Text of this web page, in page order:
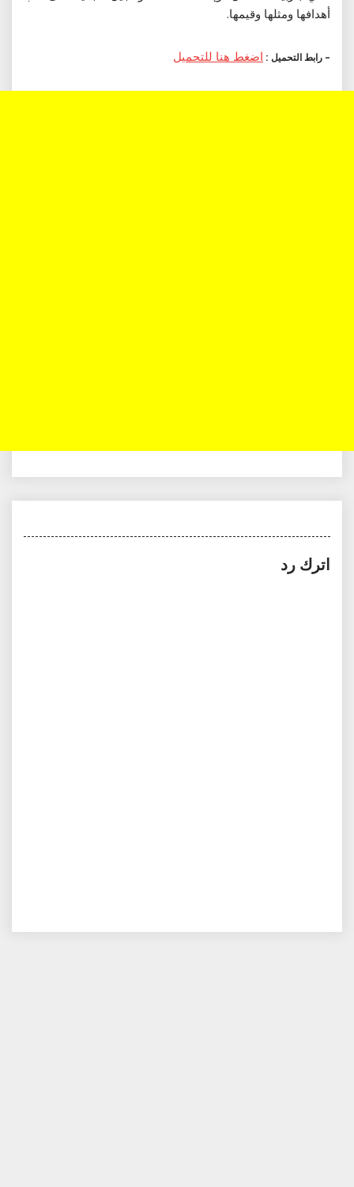
أهدافها ومثلها وقيمها.
– رابط التحميل : اضغط هنا للتحميل
اترك رد